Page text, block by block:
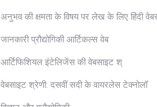
अनुभव की क्षमता के विषय पर लेख के लिए हिंदी
जानकारी प्रौद्योगिकी आर्टिकल्स वेब
आर्टिफिशियल इंटेलिजेंस की वेबसाइट श्
वेबसाइट श्रेणी: दसवीं सदी के वायरलेस टेक्नोलॉ